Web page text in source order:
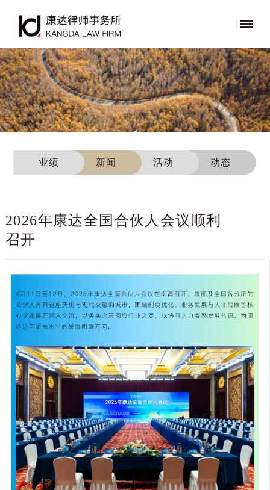
业绩 新闻 活动 动态
2026年康达全国合伙人会议顺利
召开